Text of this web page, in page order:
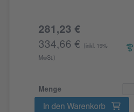
281,23 €
334,66 €
(inkl. 19%
MwSt.)
Menge
In den Warenkorb